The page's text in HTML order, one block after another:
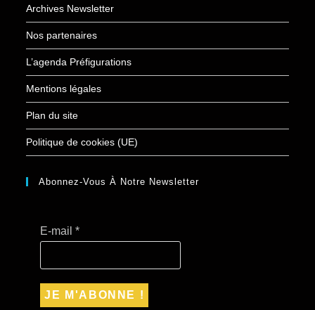
Archives Newsletter
Nos partenaires
L’agenda Préfigurations
Mentions légales
Plan du site
Politique de cookies (UE)
Abonnez-Vous À Notre Newsletter
E-mail*